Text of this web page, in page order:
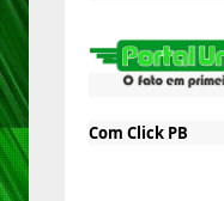
Com Click PB